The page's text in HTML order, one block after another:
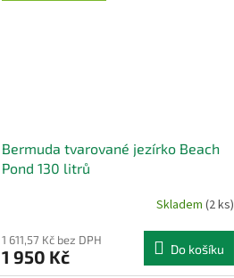
Bermuda tvarované jezírko Beach
Pond 130 litrů
Skladem (2 ks)
1 611,57 Kč bez DPH
1 950 Kč Do košíku